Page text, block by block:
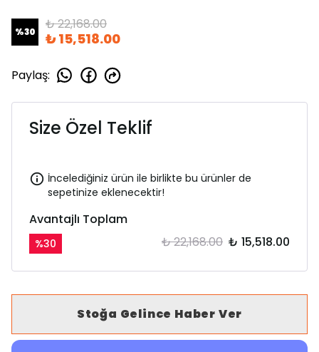
%30 ₺ 22,168.00
₺ 15,518.00
Paylaş:
Size Özel Teklif
İncelediğiniz ürün ile birlikte bu ürünler de
sepetinize eklenecektir!
Avantajlı Toplam
%30 ₺ 22,168.00 ₺ 15,518.00
Stoğa Gelince Haber Ver